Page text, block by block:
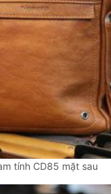
tính CD85 mặt sau